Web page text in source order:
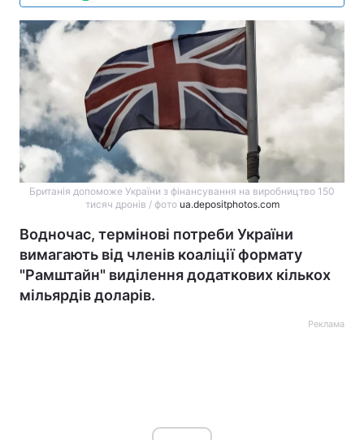
Британія допоможе України з фінансування на виробництво 150
тисяч дронів / фото ua.depositphotos.com
Водночас, термінові потреби України
вимагають від членів коаліції формату
"Рамштайн" виділення додаткових кількох
мільярдів доларів.
Реклама